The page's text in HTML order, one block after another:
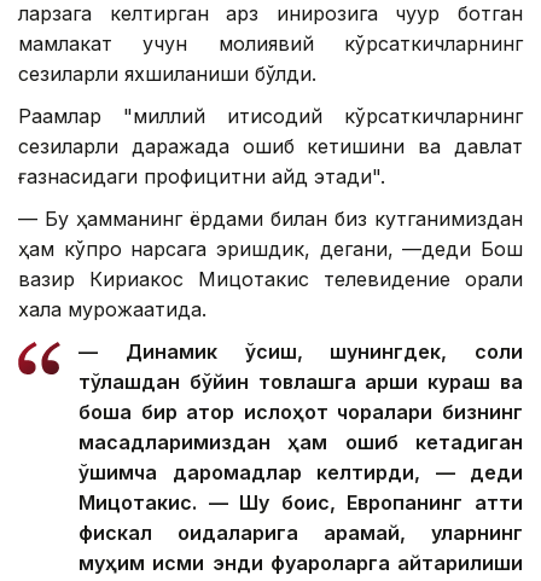
ларзага келтирган қарз инқирозига чуқур ботган
мамлакат учун молиявий кўрсаткичларнинг
сезиларли яхшиланиши бўлди.
Рақамлар "миллий иқтисодий кўрсаткичларнинг
сезиларли даражада ошиб кетишини ва давлат
ғазнасидаги профицитни қайд этади".
— Бу ҳамманинг ёрдами билан биз кутганимиздан
ҳам кўпроқ нарсага эришдик, дегани, —деди Бош
вазир Кириакос Мицотакис телевидение орқали
халққа мурожаатида.
— Динамик ўсиш, шунингдек, солиқ
тўлашдан бўйин товлашга қарши кураш ва
бошқа бир қатор ислоҳот чоралари бизнинг
мақсадларимиздан ҳам ошиб кетадиган
қўшимча даромадлар келтирди, — деди
Мицотакис. — Шу боис, Европанинг қаттиқ
фискал қоидаларига қарамай, уларнинг
муҳим қисми энди фуқароларга қайтарилиши